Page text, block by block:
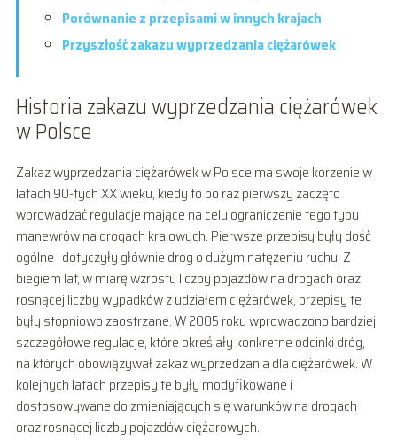
Porównanie z przepisami w innych krajach
Przyszłość zakazu wyprzedzania ciężarówek
Historia zakazu wyprzedzania ciężarówek
w Polsce
Zakaz wyprzedzania ciężarówek w Polsce ma swoje korzenie w
latach 90-tych XX wieku, kiedy to po raz pierwszy zaczęto
wprowadzać regulacje mające na celu ograniczenie tego typu
manewrów na drogach krajowych. Pierwsze przepisy były dość
ogólne i dotyczyły głównie dróg o dużym natężeniu ruchu. Z
biegiem lat, w miarę wzrostu liczby pojazdów na drogach oraz
rosnącej liczby wypadków z udziałem ciężarówek, przepisy te
były stopniowo zaostrzane. W 2005 roku wprowadzono bardziej
szczegółowe regulacje, które określały konkretne odcinki dróg,
na których obowiązywał zakaz wyprzedzania dla ciężarówek. W
kolejnych latach przepisy te były modyfikowane i
dostosowywane do zmieniających się warunków na drogach
oraz rosnącej liczby pojazdów ciężarowych.